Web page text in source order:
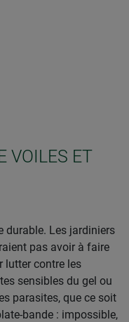
VOILES ET
durable. Les jardiniers
pas avoir à faire
lutter contre les
sensibles du gel ou
parasites, que ce soit
bande : impossible,